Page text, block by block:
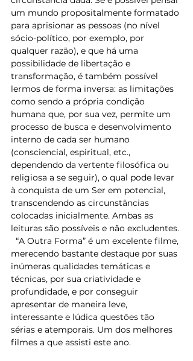
um mundo propositalmente formatado
para aprisionar as pessoas (no nível
sócio-político, por exemplo, por
qualquer razão), e que há uma
possibilidade de libertação e
transformação, é também possível
lermos de forma inversa: as limitações
como sendo a própria condição
humana que, por sua vez, permite um
processo de busca e desenvolvimento
interno de cada ser humano
(consciencial, espiritual, etc.,
dependendo da vertente filosófica ou
religiosa a se seguir), o qual pode levar
à conquista de um Ser em potencial,
transcendendo as circunstâncias
colocadas inicialmente. Ambas as
leituras são possíveis e não excludentes.
“A Outra Forma” é um excelente filme,
merecendo bastante destaque por suas
inúmeras qualidades temáticas e
técnicas, por sua criatividade e
profundidade, e por conseguir
apresentar de maneira leve,
interessante e lúdica questões tão
sérias e atemporais. Um dos melhores
filmes a que assisti este ano.